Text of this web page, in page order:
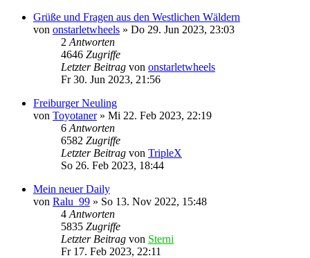
Grüße und Fragen aus den Westlichen Wäldern
von onstarletwheels » Do 29. Jun 2023, 23:03
2 Antworten
4646 Zugriffe
Letzter Beitrag von onstarletwheels
Fr 30. Jun 2023, 21:56
Freiburger Neuling
von Toyotaner» Mi 22. Feb 2023, 22:19
6 Antworten
6582 Zugriffe
Letzter Beitrag von TripleX
So 26. Feb 2023, 18:44
Mein neuer Daily
von Ralu_99 » So 13. Nov 2022, 15:48
4 Antworten
5835 Zugriffe
Letzter Beitrag von Sterni
Fr 17. Feb 2023, 22:11